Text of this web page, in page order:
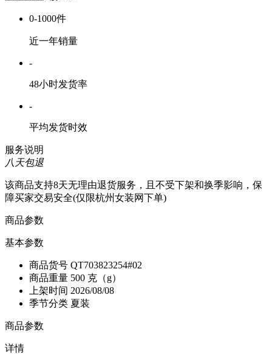
0-1000件
近一年销量
-
48小时发货率
-
平均发货时效
服务说明
八天包退
该商品支持8天无理由退货服务，且不受下架和换季影响，保
障买家交易安全(仅限杭州女装网下单)
商品参数
基本参数
商品货号 QT703823254#02
商品重量 500 克（g）
上架时间 2026/08/08
季节分类 夏装
商品参数
详情